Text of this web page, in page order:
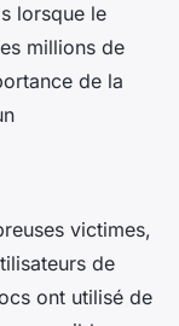
lorsque le
millions de
de la
victimes,
de
ont utilisé de